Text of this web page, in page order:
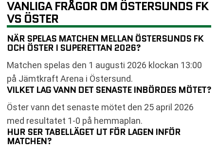
VANLIGA FRÅGOR OM ÖSTERSUNDS FK
VS ÖSTER
NÄR SPELAS MATCHEN MELLAN ÖSTERSUNDS FK
OCH ÖSTER I SUPERETTAN 2026?
Matchen spelas den 1 augusti 2026 klockan 13:00
på Jämtkraft Arena i Östersund.
VILKET LAG VANN DET SENASTE INBÖRDES MÖTET?
Öster vann det senaste mötet den 25 april 2026
med resultatet 1-0 på hemmaplan.
HUR SER TABELLÄGET UT FÖR LAGEN INFÖR
MATCHEN?